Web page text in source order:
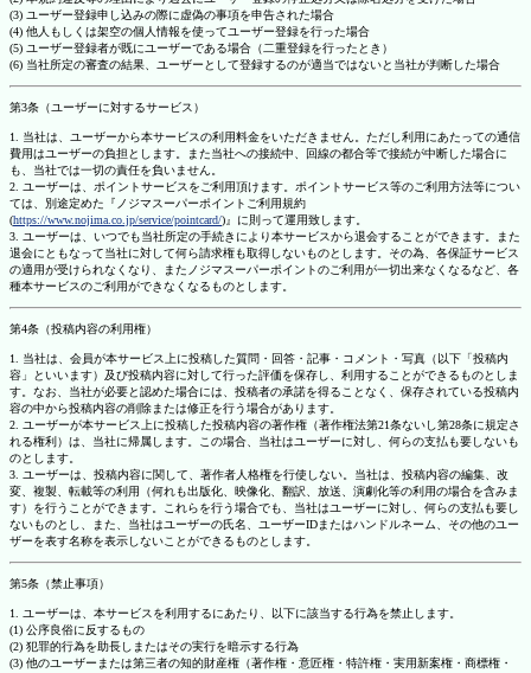
(3) ユーザー登録申し込みの際に虚偽の事項を申告された場合
(4) 他人もしくは架空の個人情報を使ってユーザー登録を行った場合
(5) ユーザー登録者が既にユーザーである場合（二重登録を行ったとき）
(6) 当社所定の審査の結果、ユーザーとして登録するのが適当ではないと当社が判断した場合
第3条（ユーザーに対するサービス）
1. 当社は、ユーザーから本サービスの利用料金をいただきません。ただし利用にあたっての通信
費用はユーザーの負担とします。また当社への接続中、回線の都合等で接続が中断した場合に
も、当社では一切の責任を負いません。
2. ユーザーは、ポイントサービスをご利用頂けます。ポイントサービス等のご利用方法等につい
ては、別途定めた『ノジマスーパーポイントご利用規約
(https://www.nojima.co.jp/service/pointcard/)』に則って運用致します。
3. ユーザーは、いつでも当社所定の手続きにより本サービスから退会することができます。また
退会にともなって当社に対して何ら請求権も取得しないものとします。その為、各保証サービス
の適用が受けられなくなり、またノジマスーパーポイントのご利用が一切出来なくなるなど、各
種本サービスのご利用ができなくなるものとします。
第4条（投稿内容の利用権）
1. 当社は、会員が本サービス上に投稿した質問・回答・記事・コメント・写真（以下「投稿内
容」といいます）及び投稿内容に対して行った評価を保存し、利用することができるものとしま
す。なお、当社が必要と認めた場合には、投稿者の承諾を得ることなく、保存されている投稿内
容の中から投稿内容の削除または修正を行う場合があります。
2. ユーザーが本サービス上に投稿した投稿内容の著作権（著作権法第21条ないし第28条に規定さ
れる権利）は、当社に帰属します。この場合、当社はユーザーに対し、何らの支払も要しないも
のとします。
3. ユーザーは、投稿内容に関して、著作者人格権を行使しない。当社は、投稿内容の編集、改
変、複製、転載等の利用（何れも出版化、映像化、翻訳、放送、演劇化等の利用の場合を含みま
す）を行うことができます。これらを行う場合でも、当社はユーザーに対し、何らの支払も要し
ないものとし、また、当社はユーザーの氏名、ユーザーIDまたはハンドルネーム、その他のユー
ザーを表す名称を表示しないことができるものとします。
第5条（禁止事項）
1. ユーザーは、本サービスを利用するにあたり、以下に該当する行為を禁止します。
(1) 公序良俗に反するもの
(2) 犯罪的行為を助長しまたはその実行を暗示する行為
(3) 他のユーザーまたは第三者の知的財産権（著作権・意匠権・特許権・実用新案権・商標権・